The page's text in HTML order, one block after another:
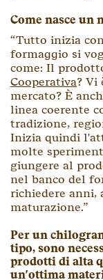
Come nasce un
“Tutto inizia
formaggio si
come: Il
Cooperativa? Vi
mercato? È
linea coerente
tradizione,
Inizia quindi
molte
giungere al
nel banco del
richiedere anni,
maturazione.”
Per un
tipo, sono
prodotti di alta
un'ottima